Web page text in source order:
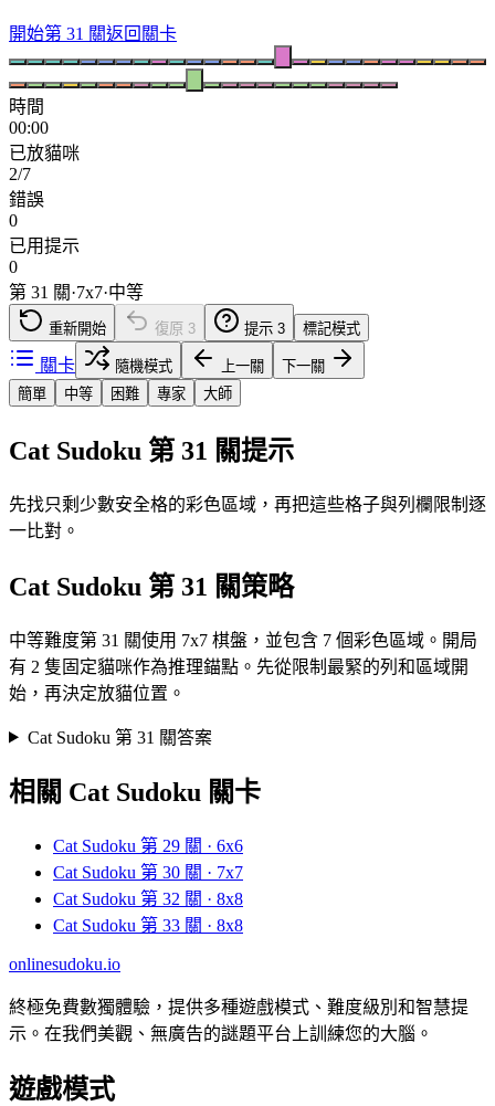
開始第 31 關返回關卡
時間
00:00
已放貓咪
2/7
錯誤
0
已用提示
0
第 31 關·7x7·中等
重新開始 復原 3 提示 3 標記模式
關卡 隨機模式 上一關
下一關
簡單
中等 困難 專家 大師
Cat Sudoku 第 31 關提示
先找只剩少數安全格的彩色區域，再把這些格子與列欄限制逐
一比對。
Cat Sudoku 第 31 關策略
中等難度第 31 關使用 7x7 棋盤，並包含 7 個彩色區域。開局
有 2 隻固定貓咪作為推理錨點。先從限制最緊的列和區域開
始，再決定放貓位置。
Cat Sudoku 第 31 關答案
相關 Cat Sudoku 關卡
Cat Sudoku 第 29 關 · 6x6
Cat Sudoku 第 30 關 · 7x7
Cat Sudoku 第 32 關 · 8x8
Cat Sudoku 第 33 關 · 8x8
onlinesudoku.io
終極免費數獨體驗，提供多種遊戲模式、難度級別和智慧提
示。在我們美觀、無廣告的謎題平台上訓練您的大腦。
遊戲模式